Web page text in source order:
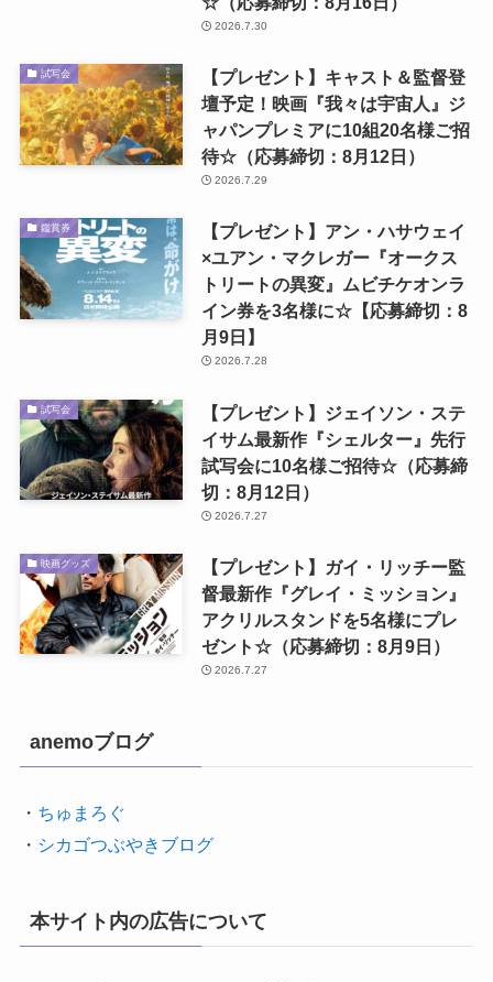
2026.7.30
試写会
【プレゼント】キャスト＆監督登
壇予定！映画『我々は宇宙人』ジ
ャパンプレミアに10組20名様ご招
待☆（応募締切：8月12日）
2026.7.29
鑑賞券
【プレゼント】アン・ハサウェイ
×ユアン・マクレガー『オークス
トリートの異変』ムビチケオンラ
イン券を3名様に☆【応募締切：8
月9日】
2026.7.28
試写会
【プレゼント】ジェイソン・ステ
イサム最新作『シェルター』先行
試写会に10名様ご招待☆（応募締
切：8月12日）
2026.7.27
映画グッズ
【プレゼント】ガイ・リッチー監
督最新作『グレイ・ミッション』
アクリルスタンドを5名様にプレ
ゼント☆（応募締切：8月9日）
2026.7.27
anemoブログ
・ ちゅまろぐ
・ シカゴつぶやきブログ
本サイト内の広告について